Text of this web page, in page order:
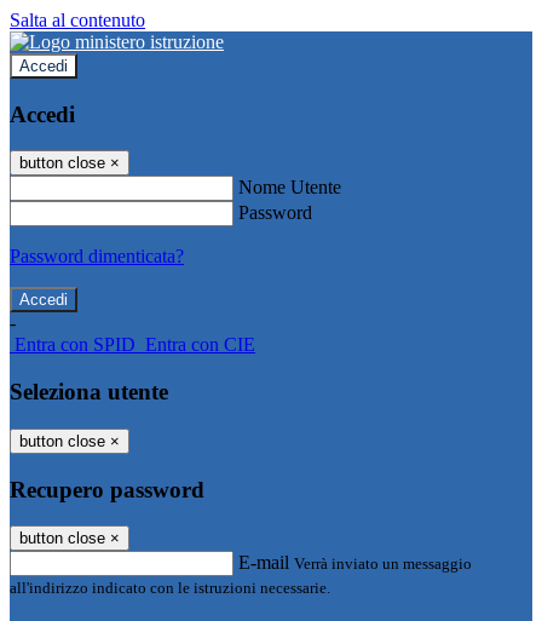
Salta al contenuto
Accedi
Accedi
button close ×
Nome Utente
Password
Password dimenticata?
-
Entra con SPID Entra con CIE
Seleziona utente
button close ×
Recupero password
button close ×
E-mail Verrà inviato un messaggio
all'indirizzo indicato con le istruzioni necessarie.